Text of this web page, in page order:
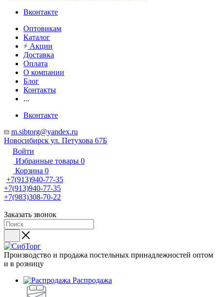
Вконтакте
Оптовикам
Каталог
Акции
Доставка
Оплата
О компании
Блог
Контакты
...
Вконтакте
m.sibtorg@yandex.ru
Новосибирск ул. Петухова 67Б
Войти
Избранные товары 0
Корзина 0
+7(913)940-77-35
+7(913)940-77-35
+7(983)308-70-22
Заказать звонок
Производство и продажа постельных принадлежностей оптом
и в розницу
Распродажа